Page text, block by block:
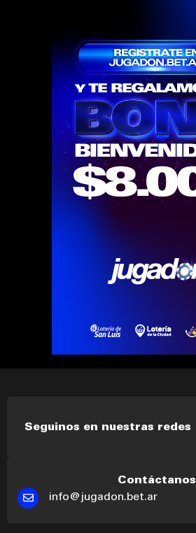
Seguinos en nuestras redes
Contáctanos
info@jugadon.bet.ar